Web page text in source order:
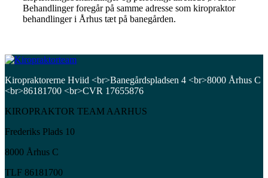
Behandlinger foregår på samme adresse som kiropraktor
behandlinger i Århus tæt på banegården.
Kiropraktorerne Hviid <br>Banegårdspladsen 4 <br>8000 Århus C
<br>86181700 <br>CVR 17655876
KIROPRAKTOR TEAM AARHUS
Frederiks Plads 10
8000 Århus C
TLF 86181700